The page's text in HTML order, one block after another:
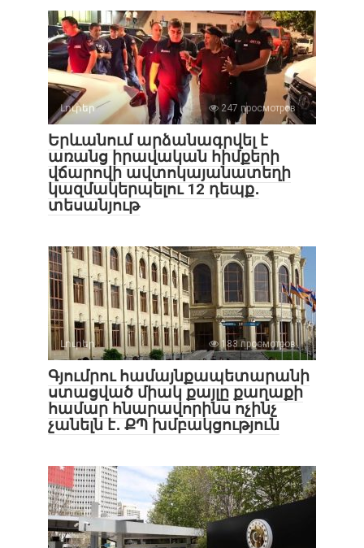
Լուրեր 247 просмотров
Երևանում արձանագրվել է
առանց իրավական հիմքերի
վճարովի ավտոկայանատեղի
կազմակերպելու 12 դեպք․
տեսանյութ
Լուրեր 183 просмотров
Գյումրու համայնքապետարանի
ստացված միակ քայլը քաղաքի
համար հնարավորինս ոչինչ
չանելն է․ ՔՊ խմբակցություն